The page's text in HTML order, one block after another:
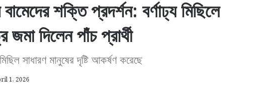
শক্তি প্রদর্শন: বর্ণাঢ্য মিছিলে
দিলেন পাঁচ প্রার্থী
সাধারণ মানুষের দৃষ্টি আকর্ষণ করেছে
1, 2026